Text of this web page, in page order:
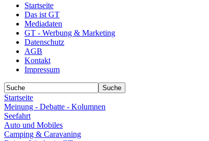
Startseite
Das ist GT
Mediadaten
GT - Werbung & Marketing
Datenschutz
AGB
Kontakt
Impressum
Startseite
Meinung - Debatte - Kolumnen
Seefahrt
Auto und Mobiles
Camping & Caravaning